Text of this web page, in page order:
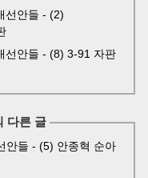
선안들 - (2)
선안들 - (8) 3-91 자판
다른 글
안들 - (5) 안종혁 순아